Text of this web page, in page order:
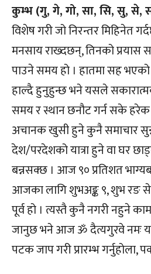
कुम्भ (गु, गे, गो, सा, सि, सु, से,
विशेष गरी जो निरन्तर मिहिनेत
मनसाय राख्दछन्, तिनको प्रयास
पाउने समय हो । हातमा सह
हाल्दै हुनुहुन्छ भने यसले
समय र स्थान छनौट गर्न सके
अचानक खुसी हुने कुनै समाचार
देश/परदेशको यात्रा हुने वा घर
बन्नसक्छ । आज ९० प्रतिशत
आजका लागि शुभअङ्क ९, शुभ रङ
पूर्व हो । त्यस्तै कुनै नगरी नहुने
जानुछ भने आज ॐ दैत्यगुरवे नमः
पटक जाप गरी प्रारम्भ गर्नुहोला,